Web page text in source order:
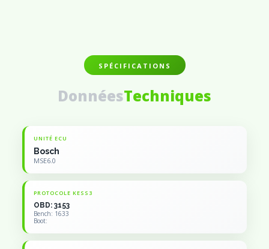
SPÉCIFICATIONS
DonnéesTechniques
UNITÉ ECU
Bosch
MSE6.0
PROTOCOLE KESS3
OBD: 3153
Bench: 1633
Boot: